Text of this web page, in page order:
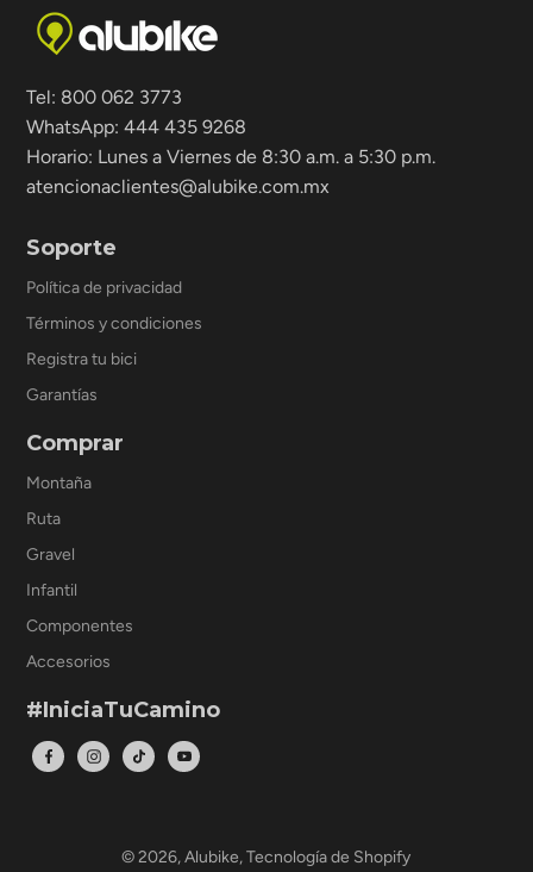
Tel: 800 062 3773
WhatsApp: 444 435 9268
Horario: Lunes a Viernes de 8:30 a.m. a 5:30 p.m.
atencionaclientes@alubike.com.mx
Soporte
Política de privacidad
Términos y condiciones
Registra tu bici
Garantías
Comprar
Montaña
Ruta
Gravel
Infantil
Componentes
Accesorios
#IniciaTuCamino
© 2026,Alubike,Tecnología de Shopify